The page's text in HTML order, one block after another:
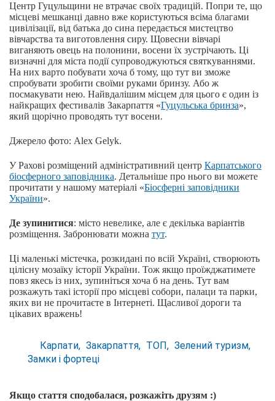
Центр Гуцульщини не втрачає своїх традицій. Попри те, що
місцеві мешканці давно вже користуються всіма благами
цивілізації, від батька до сина передається мистецтво
вівчарства та виготовлення сиру. Щовесни вівчарі
виганяють овець на полонини, восени їх зустрічають. Ці
визначні для міста події супроводжуються святкуваннями.
На них варто побувати хоча б тому, що тут ви зможе
спробувати зробити своїми руками бринзу. Або ж
посмакувати нею. Найвдалішим місцем для цього є один із
найкращих фестивалів Закарпаття «Гуцульська бринза»,
який щорічно проводять тут восени.
Джерело фото: Alex Gelyk.
У Рахові розміщений адміністративний центр Карпатського
біосферного заповідника. Детальніше про нього ви можете
прочитати у нашому матеріалі «Біосферні заповідники
України».
Де зупинитися: місто невелике, але є декілька варіантів
розміщення. Забронювати можна тут.
Ці маленькі містечка, розкидані по всій Україні, створюють
цілісну мозаїку історії України. Тож якщо проїжджатимете
повз якесь із них, зупиніться хоча б на день. Тут вам
розкажуть такі історії про місцеві собори, палаци та парки,
яких ви не прочитаєте в Інтернеті. Щасливої дороги та
цікавих вражень!
Карпати Закарпаття ТОП
Зелений туризм
Замки і фортеці
Якщо стаття сподобалася, розкажіть друзям :)